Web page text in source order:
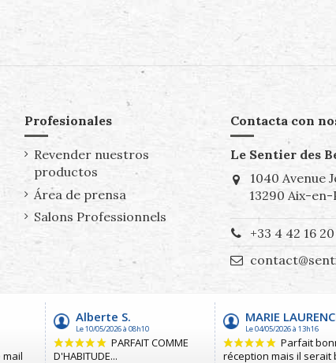
Profesionales
Revender nuestros
productos
Área de prensa
Salons Professionnels
Contacta con
Le Sentier des
1040 Avenue
13290 Aix-
+33 4 42 16